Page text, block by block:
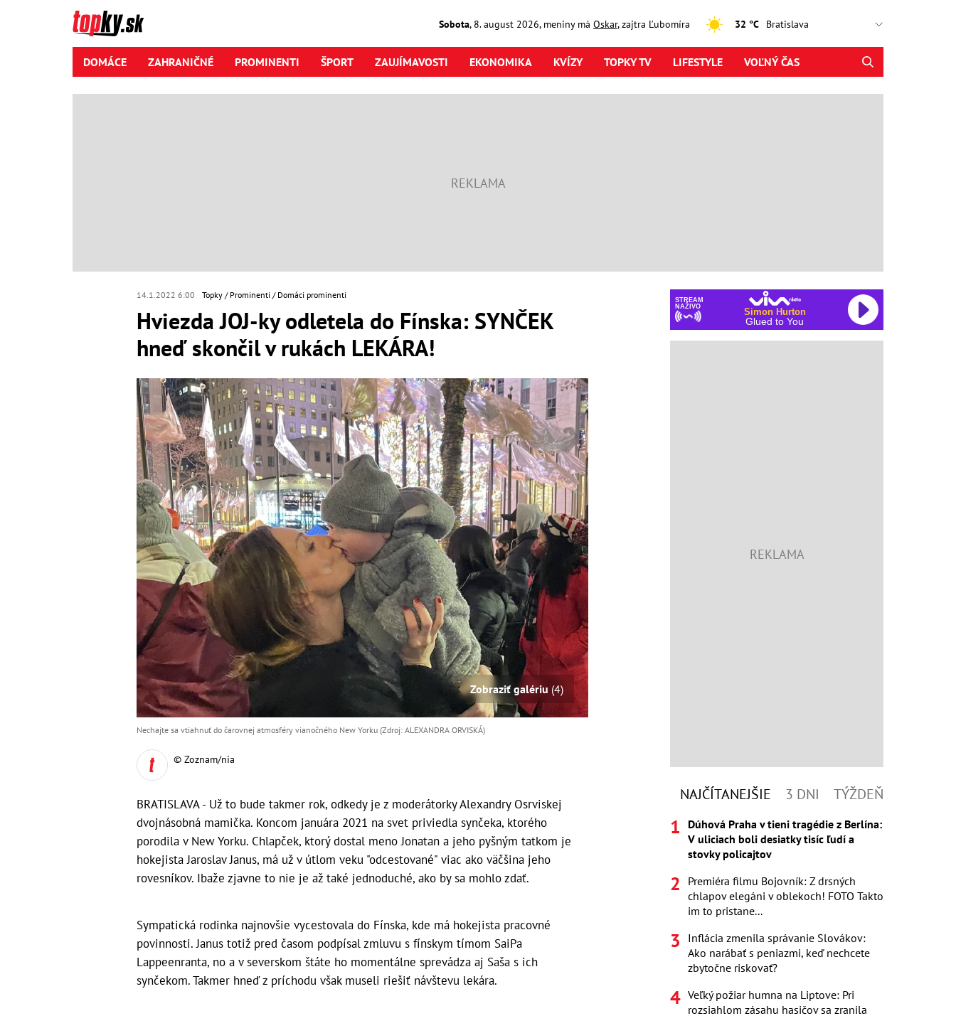
Sobota, 8. august2026, meniny má Oskar, zajtra Ľubomíra 32 °C
DOMÁCE ZAHRANIČNÉ PROMINENTI ŠPORT ZAUJÍMAVOSTI EKONOMIKA KVÍZY TOPKY TV LIFESTYLE VOĽNÝ ČAS
14.1.2022 6:00 Topky Prominenti Domáci prominenti
Hviezda JOJ-ky odletela do Fínska: SYNČEK
hneď skončil v rukách LEKÁRA!
Zobraziť galériu (4)
Nechajte sa vtiahnuť do čarovnej atmosféry vianočného New Yorku (Zdroj: ALEXANDRA ORVISKÁ)
© Zoznam/nia
BRATISLAVA - Už to bude takmer rok, odkedy je z moderátorky Alexandry Osrviskej
dvojnásobná mamička. Koncom januára 2021 na svet priviedla synčeka, ktorého
porodila v New Yorku. Chlapček, ktorý dostal meno Jonatan a jeho pyšným tatkom je
hokejista Jaroslav Janus, má už v útlom veku "odcestované" viac ako väčšina jeho
rovesníkov. Ibaže zjavne to nie je až také jednoduché, ako by sa mohlo zdať.
Sympatická rodinka najnovšie vycestovala do Fínska, kde má hokejista pracovné
povinnosti. Janus totiž pred časom podpísal zmluvu s fínskym tímom SaiPa
Lappeenranta, no a v severskom štáte ho momentálne sprevádza aj Saša s ich
synčekom. Takmer hneď z príchodu však museli riešiť návštevu lekára.
STREAM
NAŽIVO
Simon Hurton
Glued to You
NAJČÍTANEJŠIE 3 DNI TÝŽDEŇ
Dúhová Praha v tieni tragédie z Berlína:
V uliciach boli desiatky tisíc ľudí a
stovky policajtov
Premiéra filmu Bojovník: Z drsných
chlapov elegáni v oblekoch! FOTO Takto
im to pristane...
Inflácia zmenila správanie Slovákov:
Ako narábať s peniazmi, keď nechcete
zbytočne riskovať?
Veľký požiar humna na Liptove: Pri
rozsiahlom zásahu hasičov sa zranila